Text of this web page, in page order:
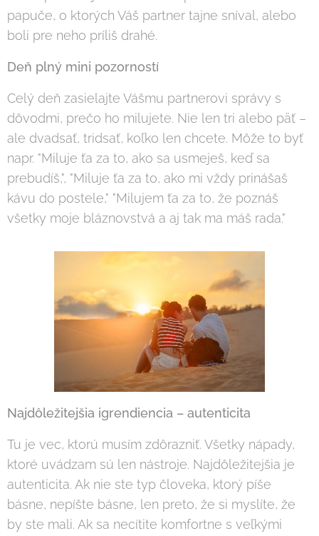
papuče, o ktorých Váš partner tajne sníval, alebo
boli pre neho príliš drahé.
Deň plný mini pozorností
Celý deň zasielajte Vášmu partnerovi správy s
dôvodmi, prečo ho milujete. Nie len tri alebo päť –
ale dvadsať, tridsať, koľko len chcete. Môže to byť
napr. "Miluje ťa za to, ako sa usmeješ, keď sa
prebudíš,", "Miluje ťa za to, ako mi vždy prinášaš
kávu do postele," "Milujem ťa za to, že poznáš
všetky moje bláznovstvá a aj tak ma máš rada."
Najdôležitejšia igrendiencia – autenticita
Tu je vec, ktorú musím zdôrazniť. Všetky nápady,
ktoré uvádzam sú len nástroje. Najdôležitejšia je
autenticita. Ak nie ste typ človeka, ktorý píše
básne, nepíšte básne, len preto, že si myslíte, že
by ste mali. Ak sa necítite komfortne s veľkými